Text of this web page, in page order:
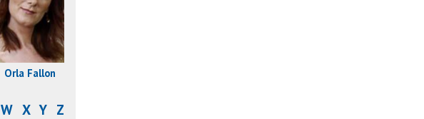
Órla Fallon
W X Y Z